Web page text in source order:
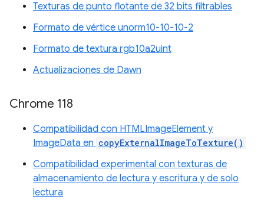
Texturas de punto flotante de 32 bits filtrables
Formato de vértice unorm10-10-10-2
Formato de textura rgb10a2uint
Actualizaciones de Dawn
Chrome 118
Compatibilidad con HTMLImageElement y
ImageData en copyExternalImageToTexture()
Compatibilidad experimental con texturas de
almacenamiento de lectura y escritura y de solo
lectura